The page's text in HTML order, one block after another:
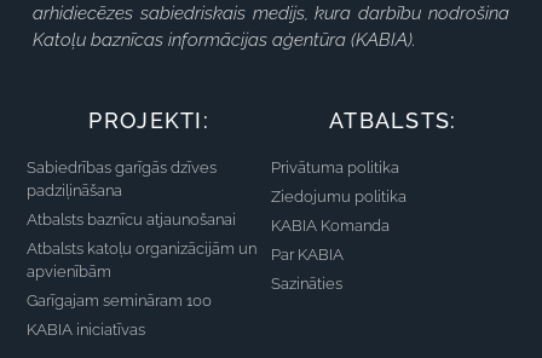
arhidiecēzes sabiedriskais medijs, kura darbību nodrošina
Katoļu baznīcas informācijas aģentūra (KABIA).
PROJEKTI:
Sabiedrības garīgās dzīves
padziļināšana
Atbalsts baznīcu atjaunošanai
Atbalsts katoļu organizācijām un
apvienībām
Garīgajam semināram 100
KABIA iniciatīvas
ATBALSTS:
Privātuma politika
Ziedojumu politika
KABIA Komanda
Par KABIA
Sazināties